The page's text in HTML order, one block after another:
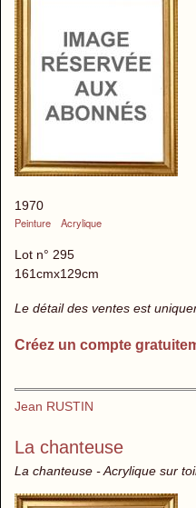
1970
Peinture
Acrylique
Lot n° 295
161cmx129cm
Le détail des ventes est
Créez un compte
Jean RUSTIN
La chanteuse
La chanteuse - Acrylique sur